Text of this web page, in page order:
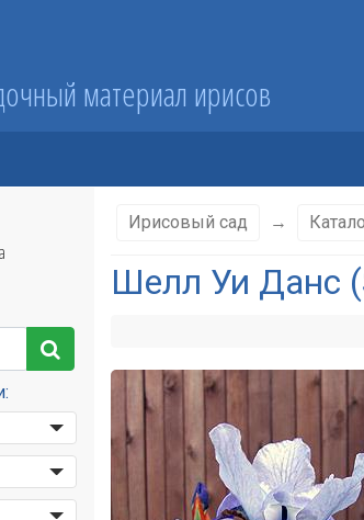
материал ирисов
Ирисовый сад →
Шелл Уи Данс